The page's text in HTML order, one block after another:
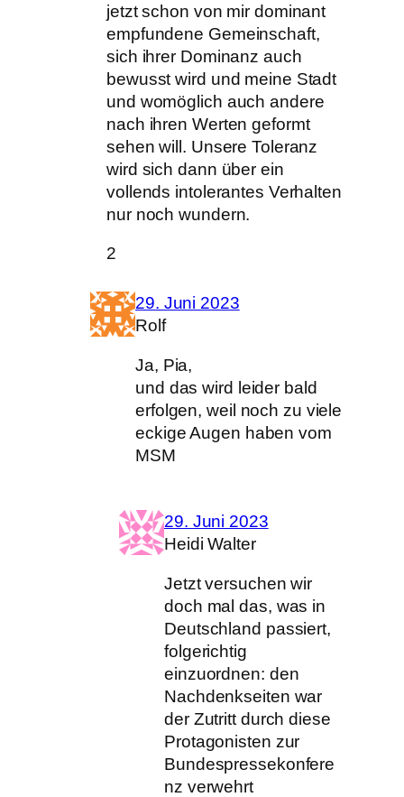
jetzt schon von mir dominant
empfundene Gemeinschaft,
sich ihrer Dominanz auch
bewusst wird und meine Stadt
und womöglich auch andere
nach ihren Werten geformt
sehen will. Unsere Toleranz
wird sich dann über ein
vollends intolerantes Verhalten
nur noch wundern.
2
29. Juni 2023
Rolf
Ja, Pia,
und das wird leider bald
erfolgen, weil noch zu viele
eckige Augen haben vom
MSM
29. Juni 2023
Heidi Walter
Jetzt versuchen wir
doch mal das, was in
Deutschland passiert,
folgerichtig
einzuordnen: den
Nachdenkseiten war
der Zutritt durch diese
Protagonisten zur
Bundespressekonfere
nz verwehrt